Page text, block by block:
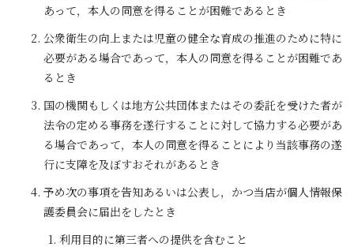
あって，本人の同意を得ることが困難であるとき
公衆衛生の向上または児童の健全な育成の推進のために特に
必要がある場合であって，本人の同意を得ることが困難であ
るとき
国の機関もしくは地方公共団体またはその委託を受けた者が
法令の定める事務を遂行することに対して協力する必要があ
る場合であって，本人の同意を得ることにより当該事務の遂
行に支障を及ぼすおそれがあるとき
予め次の事項を告知あるいは公表し，かつ当店が個人情報保
護委員会に届出をしたとき
利用目的に第三者への提供を含むこと